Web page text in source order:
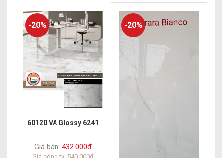
-20%
60120 VA Glossy 6241
Giá bán: 432.000đ
Giá công ty: 540.000đ
-20%